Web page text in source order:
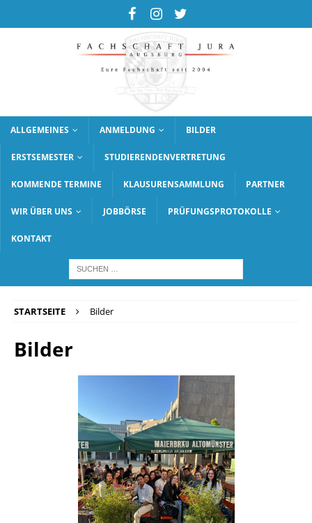
ALLGEMEINES ANMELDUNG BILDER
ERSTSEMESTER STUDIERENDENVERTRETUNG
KOMMENDE TERMINE KLAUSURENSAMMLUNG PARTNER
WIR ÜBER UNS JOBBÖRSE PRÜFUNGSPROTOKOLLE
KONTAKT
STARTSEITE Bilder
Bilder